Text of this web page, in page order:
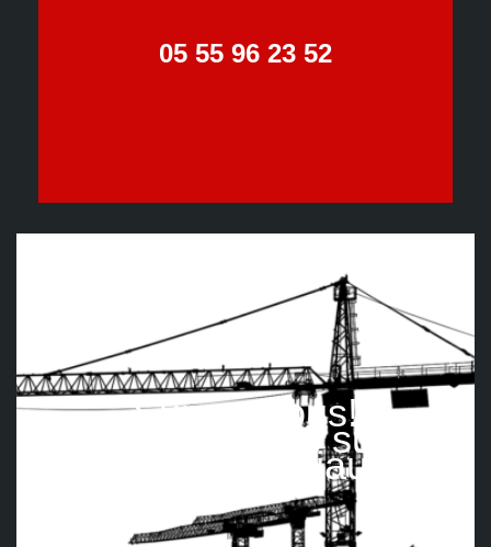
05 55 96 23 52
Suivez nous!
Retrouvez-nous sur les
réseaux sociaux